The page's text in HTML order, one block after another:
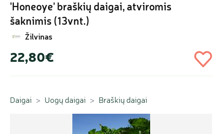
'Honeoye' braškių daigai, atviromis
šaknimis (13vnt.)
Žilvinas
22,80€
Daigai Uogų daigai Braškių daigai